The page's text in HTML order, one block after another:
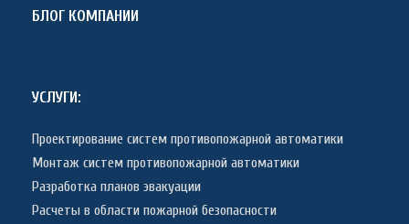
БЛОГ КОМПАНИИ
УСЛУГИ:
Проектирование систем противопожарной автоматики
Монтаж систем противопожарной автоматики
Разработка планов эвакуации
Расчеты в области пожарной безопасности